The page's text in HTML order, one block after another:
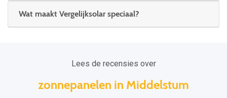
Wat maakt Vergelijksolar speciaal?
Lees de recensies over
zonnepanelen in Middelstum